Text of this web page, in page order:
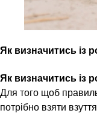
Як визначитись із
Як визначитись із
Для того щоб
потрібно взяти